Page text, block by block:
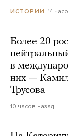
ИСТОРИИ 14
Более 20
в
них —
Трусова
10 часов назад